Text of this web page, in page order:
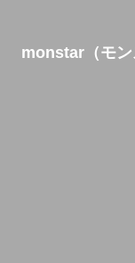
monstar（モン